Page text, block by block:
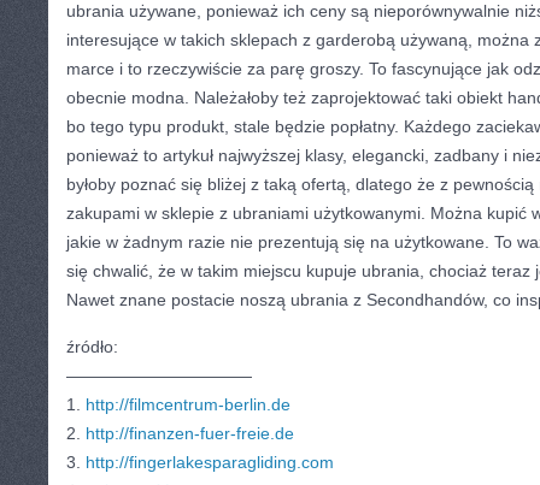
ubrania używane, ponieważ ich ceny są nieporównywalnie
interesujące w takich sklepach z garderobą używaną, można
marce i to rzeczywiście za parę groszy. To fascynujące jak
obecnie modna. Należałoby też zaprojektować taki obiekt
bo tego typu produkt, stale będzie popłatny. Każdego
ponieważ to artykuł najwyższej klasy, elegancki, zadbany i
byłoby poznać się bliżej z taką ofertą, dlatego że z
zakupami w sklepie z ubraniami użytkowanymi. Można kupić
jakie w żadnym razie nie prezentują się na użytkowane. To
się chwalić, że w takim miejscu kupuje ubrania, chociaż teraz
Nawet znane postacie noszą ubrania z Secondhandów, co
źródło:
———————————
1. http://filmcentrum-berlin.de
2. http://finanzen-fuer-freie.de
3. http://fingerlakesparagliding.com